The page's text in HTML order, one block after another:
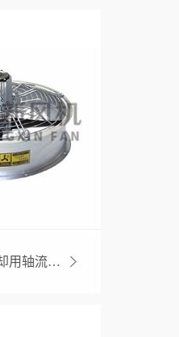
NO.4 - NO.9 冷却用轴流风机